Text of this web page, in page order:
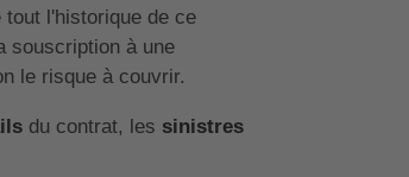
l'historique de ce
souscription à une
le risque à couvrir.
du contrat, les sinistres